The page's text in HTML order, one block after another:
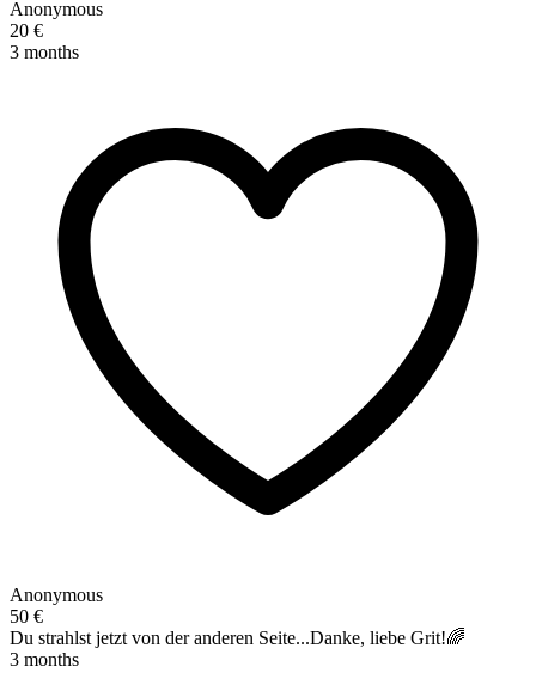
Anonymous
20 €
3 months
Anonymous
50 €
Du strahlst jetzt von der anderen Seite...Danke, liebe Grit!🌈
3 months